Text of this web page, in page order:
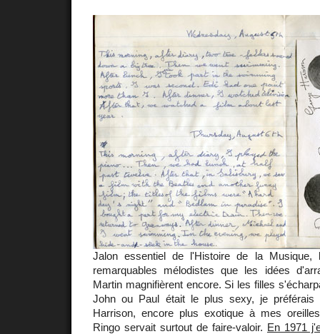
Jalon essentiel de l'Histoire de la Musique,
remarquables mélodistes que les idées
Martin magnifièrent encore. Si les filles
John ou Paul était le plus sexy, je préférais
Harrison, encore plus exotique à mes
Ringo servait surtout de faire-valoir. En 1971